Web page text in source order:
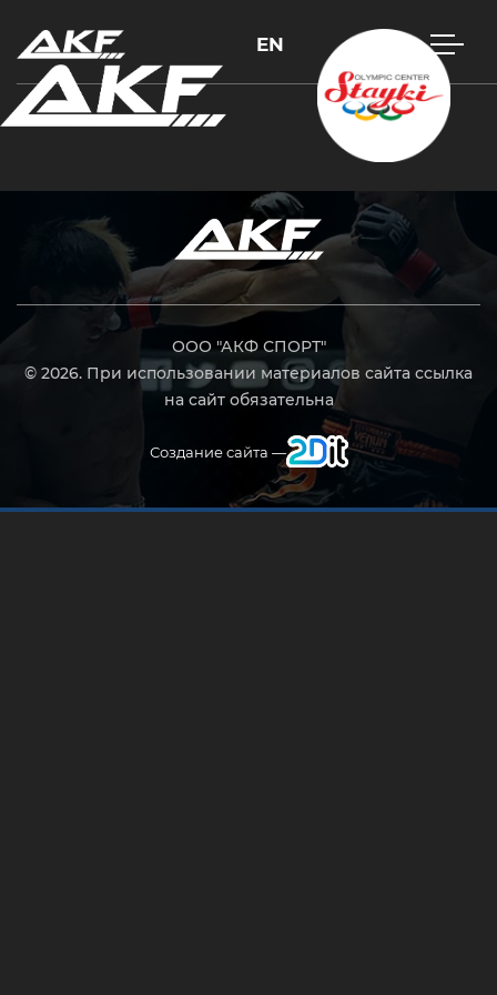
EN
ООО "АКФ СПОРТ"
© 2026. При использовании материалов сайта ссылка
на сайт обязательна
Создание сайта —
Нажмите Enter для поиска или Esc, чтобы закрыть